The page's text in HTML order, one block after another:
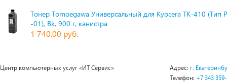
Тонер Tomoegawa Универсальный для Kyocera TK-410 (Тип
-01), Bk, 900 г, канистра
1 740,00 руб.
Центр компьютерных услуг «ИТ Сервис» Адрес: г.
Телефон: +7 343